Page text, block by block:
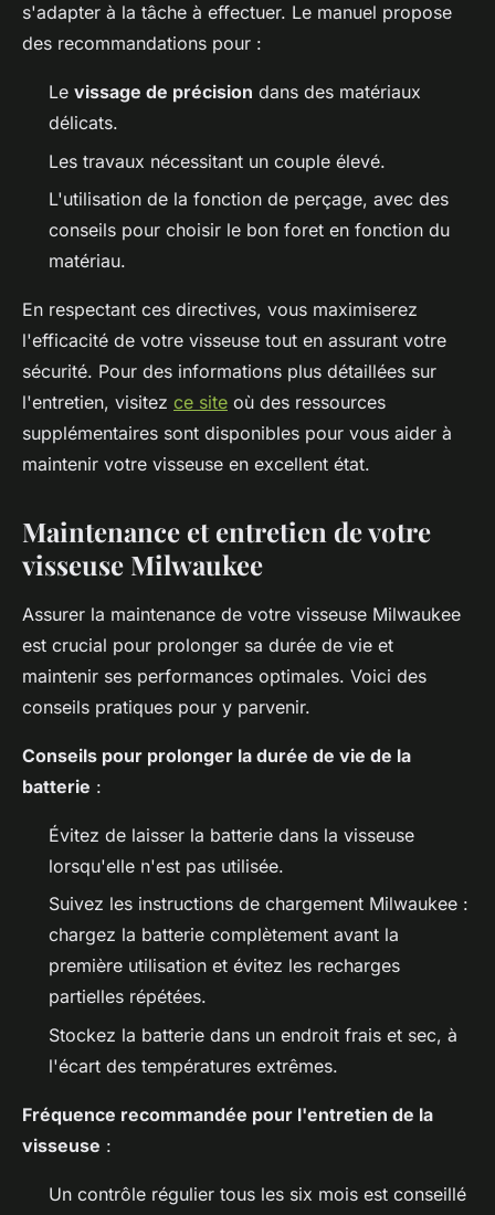
s'adapter à la tâche à effectuer. Le manuel propose
des recommandations pour :
Le vissage de précision dans des matériaux
délicats.
Les travaux nécessitant un couple élevé.
L'utilisation de la fonction de perçage, avec des
conseils pour choisir le bon foret en fonction du
matériau.
En respectant ces directives, vous maximiserez
l'efficacité de votre visseuse tout en assurant votre
sécurité. Pour des informations plus détaillées sur
l'entretien, visitez ce site où des ressources
supplémentaires sont disponibles pour vous aider à
maintenir votre visseuse en excellent état.
Maintenance et entretien de votre
visseuse Milwaukee
Assurer la maintenance de votre visseuse Milwaukee
est crucial pour prolonger sa durée de vie et
maintenir ses performances optimales. Voici des
conseils pratiques pour y parvenir.
Conseils pour prolonger la durée de vie de la
batterie :
Évitez de laisser la batterie dans la visseuse
lorsqu'elle n'est pas utilisée.
Suivez les instructions de chargement Milwaukee :
chargez la batterie complètement avant la
première utilisation et évitez les recharges
partielles répétées.
Stockez la batterie dans un endroit frais et sec, à
l'écart des températures extrêmes.
Fréquence recommandée pour l'entretien de la
visseuse :
Un contrôle régulier tous les six mois est conseillé